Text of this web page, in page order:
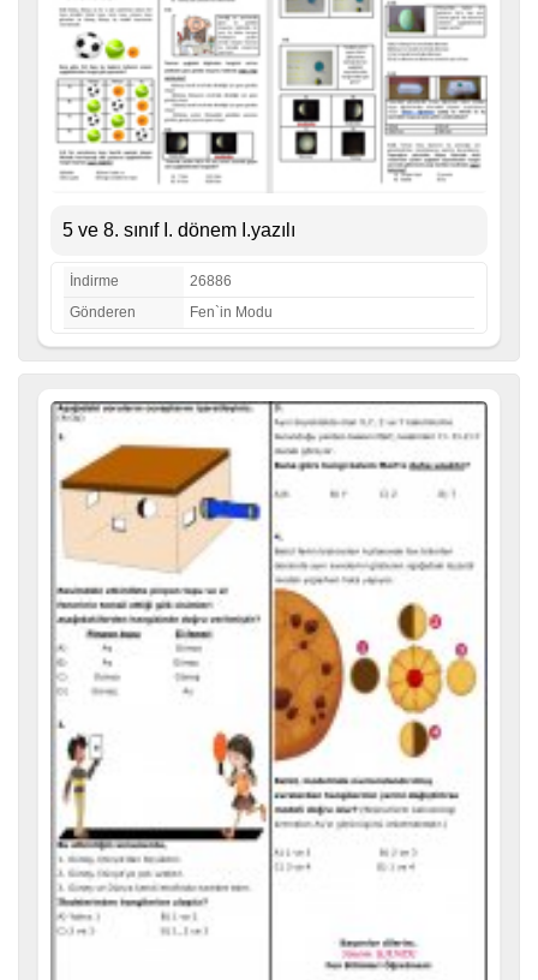
5 ve 8. sınıf I. dönem I.yazılı
İndirme
26886
Gönderen
Fen`in Modu